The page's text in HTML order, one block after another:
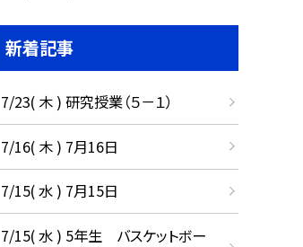
新着記事
7/23( 木 ) 研究授業（５－１）
7/16( 木 ) 7月16日
7/15( 水 ) 7月15日
7/15( 水 ) 5年生 バスケットボー